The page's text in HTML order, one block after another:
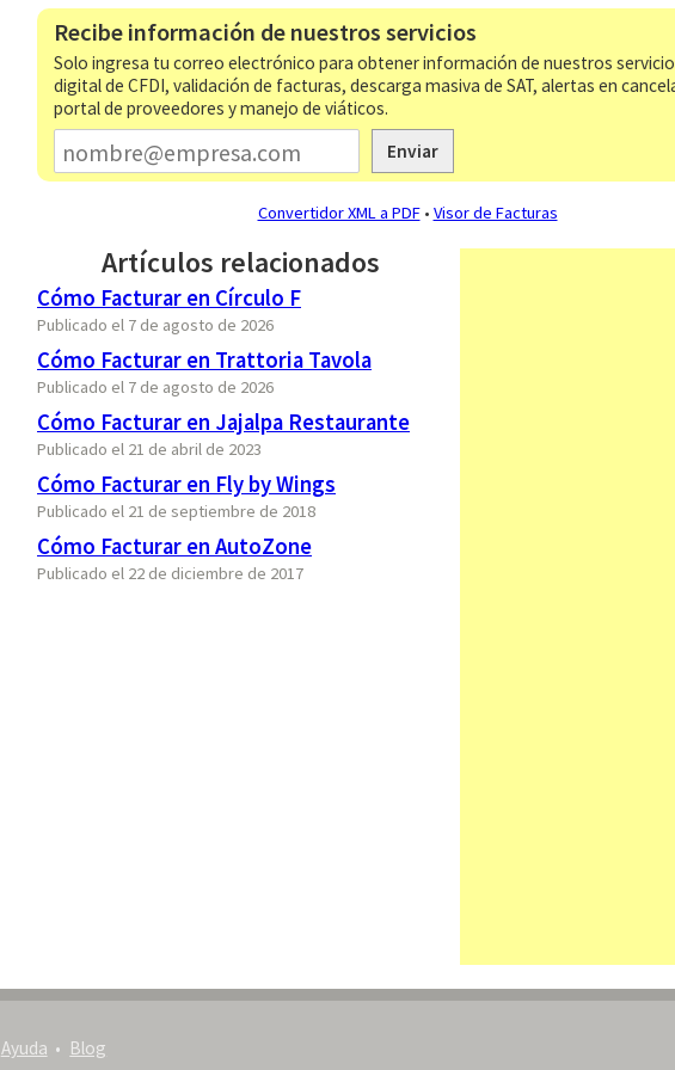
Recibe información de nuestros servicios
Solo ingresa tu correo electrónico para obtener información de nuestros
digital de CFDI, validación de facturas, descarga masiva de SAT, alertas en
portal de proveedores y manejo de viáticos.
Enviar
Convertidor XML a PDF• Visor de Facturas
Artículos relacionados
Cómo Facturar en Círculo F
Publicado el 7 de agosto de 2026
Cómo Facturar en Trattoria Tavola
Publicado el 7 de agosto de 2026
Cómo Facturar en Jajalpa Restaurante
Publicado el 21 de abril de 2023
Cómo Facturar en Fly by Wings
Publicado el 21 de septiembre de 2018
Cómo Facturar en AutoZone
Publicado el 22 de diciembre de 2017
Ayuda Blog